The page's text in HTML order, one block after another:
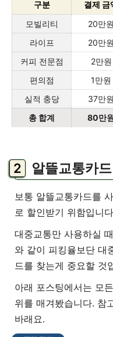
구분 결제 금
모빌리티
20만원
라이프
20만원
커피 전문점
2만원
편의점
1만원
실적 충당
37만원
총 합계
80만
알뜰교통카
보통 알뜰교통카드를
로 할인받기 위함입니
대중교통만 사용하실
와 같이 피킹율보단 대
드를 찾는게 중요할 것
아래 포스팅에서는 모
위를 매겨봤습니다. 참
바래요.